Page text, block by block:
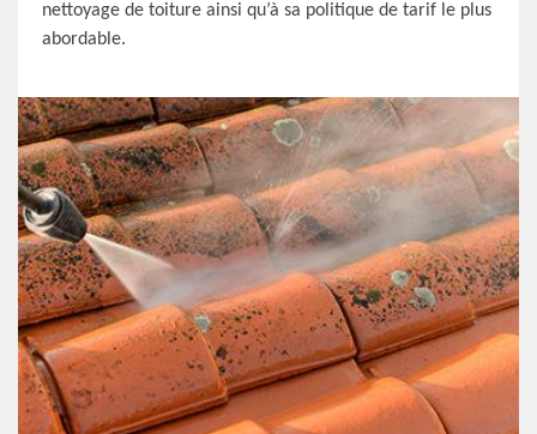
nettoyage de toiture ainsi qu’à sa politique de tarif le plus
abordable.